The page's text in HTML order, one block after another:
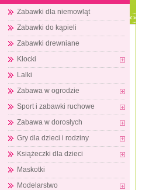
Zabawki dla niemowląt
Zabawki do kąpieli
Zabawki drewniane
Klocki
Lalki
Zabawa w ogrodzie
Sport i zabawki ruchowe
Zabawa w dorosłych
Gry dla dzieci i rodziny
Książeczki dla dzieci
Maskotki
Modelarstwo